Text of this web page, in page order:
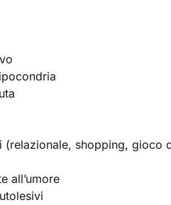
(relazionale, shopping, gioco
all’umore